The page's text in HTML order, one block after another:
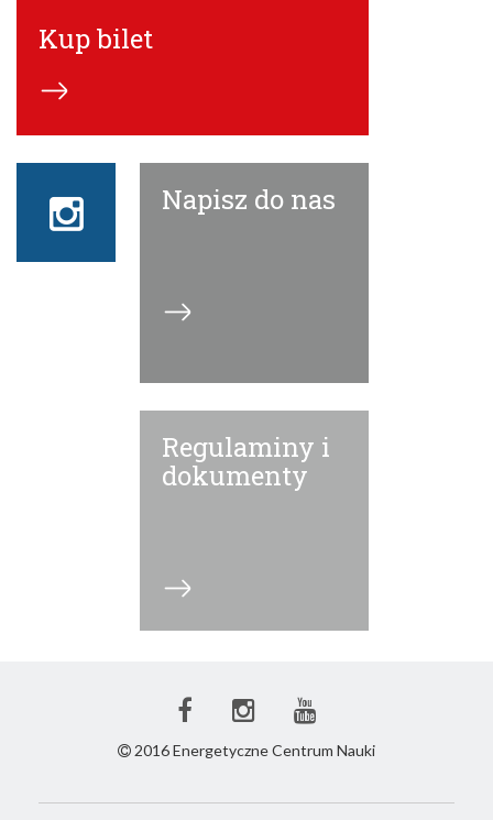
Kup bilet
Instagram
ECN
Napisz do nas
Regulaminy i
dokumenty
FacebookInstagram
ECN
ECN
2016 Energetyczne Centrum Nauki